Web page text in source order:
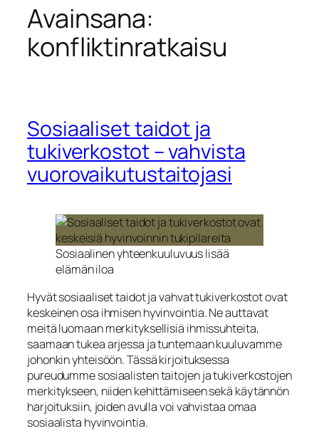
Avainsana:
konfliktinratkaisu
Sosiaaliset taidot ja
tukiverkostot – vahvista
vuorovaikutustaitojasi
Sosiaalinen yhteenkuuluvuus lisää
elämän iloa
Hyvät sosiaaliset taidot ja vahvat tukiverkostot ovat
keskeinen osa ihmisen hyvinvointia. Ne auttavat
meitä luomaan merkityksellisiä ihmissuhteita,
saamaan tukea arjessa ja tuntemaan kuuluvamme
johonkin yhteisöön. Tässä kirjoituksessa
pureudumme sosiaalisten taitojen ja tukiverkostojen
merkitykseen, niiden kehittämiseen sekä käytännön
harjoituksiin, joiden avulla voi vahvistaa omaa
sosiaalista hyvinvointia.